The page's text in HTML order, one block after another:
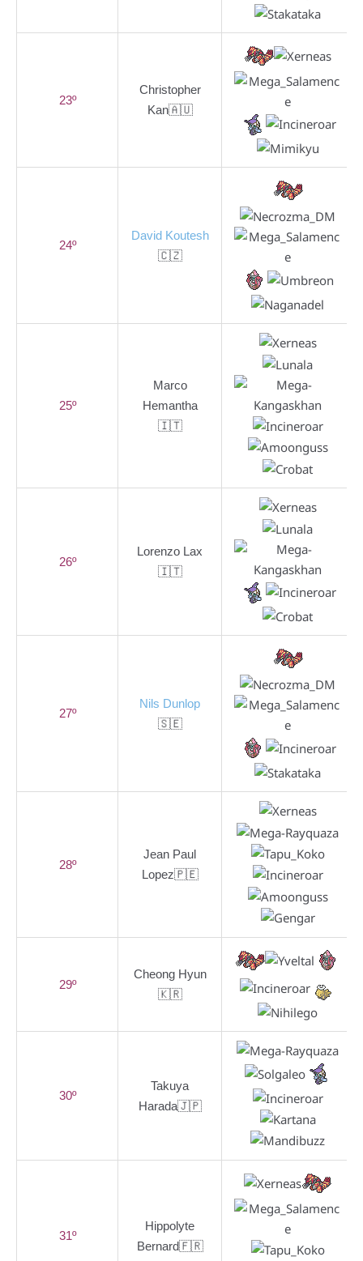
23º
Christopher
Kan🇦🇺
24º
David Koutesh
🇨🇿
25º
Marco
Hemantha
🇮🇹
26º
Lorenzo Lax
🇮🇹
27º
Nils Dunlop
🇸🇪
28º
Jean Paul
Lopez🇵🇪
29º
Cheong Hyun
🇰🇷
30º
Takuya
Harada🇯🇵
31º
Hippolyte
Bernard🇫🇷